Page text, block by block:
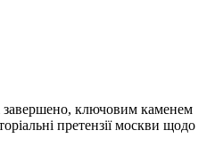
ключовим каменем
претензії москви щодо